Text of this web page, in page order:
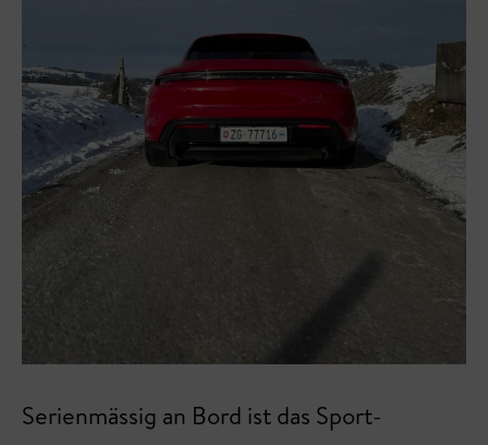
Serienmässig an Bord ist das Sport-